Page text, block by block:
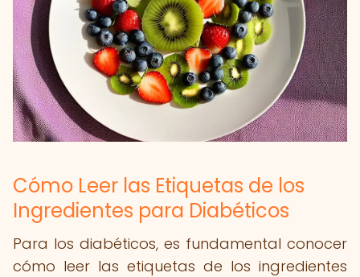
Cómo Leer las Etiquetas de los
Ingredientes para Diabéticos
Para los diabéticos, es fundamental conocer
cómo leer las etiquetas de los ingredientes